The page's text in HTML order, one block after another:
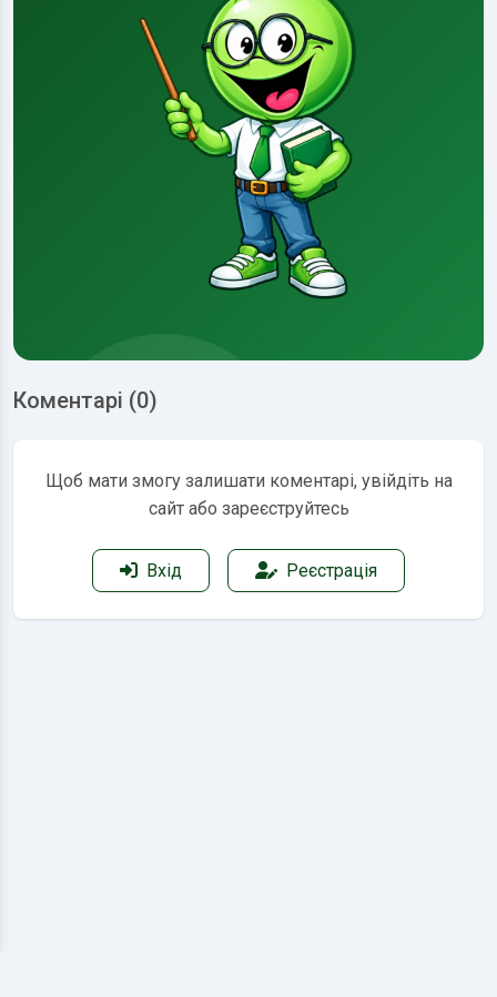
Коментарі (0)
Щоб мати змогу залишати коментарі, увійдіть на
сайт або зареєструйтесь
Вхід Реєстрація